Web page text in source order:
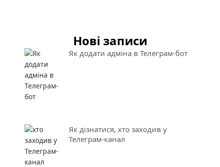
Нові записи
Як додати адміна в Телеграм-бот
Як дізнатися, хто заходив у
Телеграм-канал